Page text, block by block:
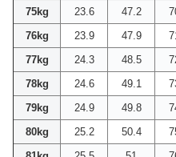
75kg
23.6 47.2
76kg
23.9 47.9
77kg
24.3 48.5
78kg
24.6 49.1
79kg
24.9 49.8
80kg
25.2 50.4